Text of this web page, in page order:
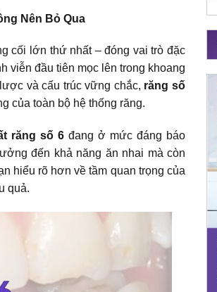
Nên Bỏ Qua
cối lớn thứ nhất – đóng vai trò đặc
viễn đầu tiên mọc lên trong khoang
và cấu trúc vững chắc, răng số
của toàn bộ hệ thống răng.
răng số 6 đang ở mức đáng báo
đến khả năng ăn nhai mà còn
hiểu rõ hơn về tầm quan trọng của
quả.